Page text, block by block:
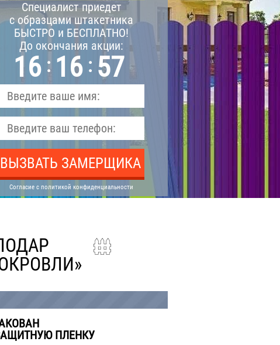
Специалист приедет
с образцами штакетника
БЫСТРО и БЕСПЛАТНО!
До окончания акции:
16 : 16 : 56
ВЫЗВАТЬ ЗАМЕРЩИКА
Согласие с политикой конфиденциальности
ПЛЕНКУ